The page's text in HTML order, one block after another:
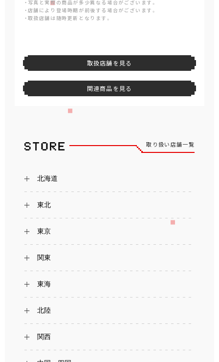
・写真と実際の商品が多少異なる場合がございます。
・店舗により登場時期が前後する場合がございます。
・取扱店舗は随時更新となります。
取扱店舗を見る
関連商品を見る
取り扱い店舗一覧
北海道
東北
東京
関東
東海
北陸
関西